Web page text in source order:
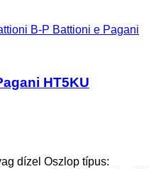
B-P Battioni e Pagani
HT5KU
dízel Oszlop típus: